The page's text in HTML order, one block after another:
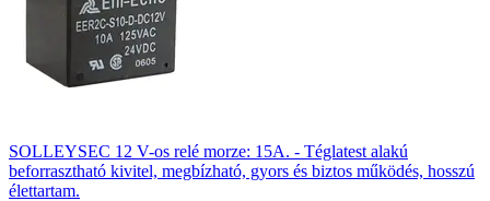
SOLLEYSEC 12 V-os relé morze: 15A. - Téglatest alakú
beforrasztható kivitel, megbízható, gyors és biztos működés, hosszú
élettartam.